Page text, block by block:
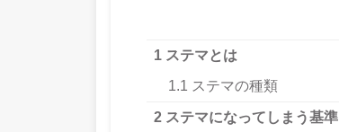
1 ステマとは
1.1 ステマの種類
2 ステマになってしまう基準